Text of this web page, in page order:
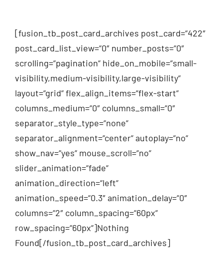
[fusion_tb_post_card_archives post_card=“422″
post_card_list_view=“0″ number_posts=“0″
scrolling=“pagination“ hide_on_mobile=“small-
visibility,medium-visibility,large-visibility“
layout=“grid“ flex_align_items=“flex-start“
columns_medium=“0″ columns_small=“0″
separator_style_type=“none“
separator_alignment=“center“ autoplay=“no“
show_nav=“yes“ mouse_scroll=“no“
slider_animation=“fade“
animation_direction=“left“
animation_speed=“0.3″ animation_delay=“0″
columns=“2″ column_spacing=“60px“
row_spacing=“60px“]Nothing
Found[/fusion_tb_post_card_archives]